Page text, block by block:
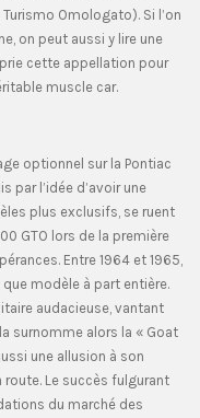
Omologato). Si l’on
on peut aussi y lire une
cette appellation pour
muscle car.
optionnel sur la Pontiac
par l’idée d’avoir une
plus exclusifs, se ruent
GTO lors de la première
Entre 1964 et 1965,
modèle à part entière.
audacieuse, vantant
surnomme alors la « Goat
une allusion à son
Le succès fulgurant
du marché des